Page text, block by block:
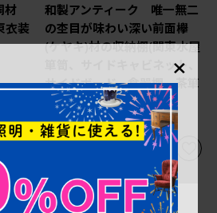
材
衣装
和製アンティーク 唯一無二
の杢目が味わい深い前面欅
(ケヤキ)材の収納棚(関東水屋
箪笥、サイドキャビネット、
サイドボード、食器棚、茶箪
笥、戸棚)(R-076536)
幅：900㎜
奥行：370㎜
×